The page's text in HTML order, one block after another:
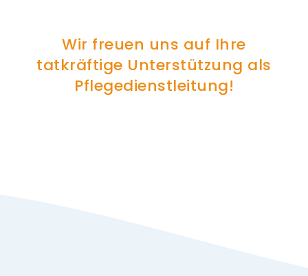
Wir freuen uns auf Ihre
tatkräftige Unterstützung als
Pflegedienstleitung!